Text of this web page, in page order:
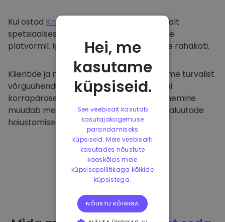
Kui ostad Kriptomat
, kanname selle sujuvalt
spetsiaalsesse ja turvalisse rahakotti meie
platvormil. Iga kasutaja saab individuaalse rahakoti.
Klientide ja nende raha kaitsmiseks pakume turvalist
võrguühenduseta hoiustamist ja viime läbi
korrapäraseid turvaauditeid. Selline lähenemine
muudab meie platvormi ja teiste krüptovaluutade
hoiustamise tõeliseks taevaks.
Hei, me
kasutame
küpsiseid.
See veebisait kasutab
kasutajakogemuse
parandamiseks
küpsiseid. Meie veebisaiti
kasutades nõustute
kooskõlas meie
küpsisepoliitikaga kõikide
küpsistega.
NÕUSTU KÕIGIGA